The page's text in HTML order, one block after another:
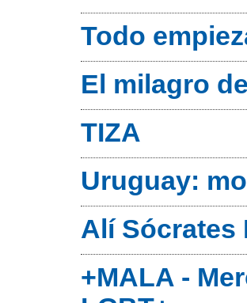
Todo
El milagro
TIZA
Uruguay:
Alí Sócrates
+MALA -